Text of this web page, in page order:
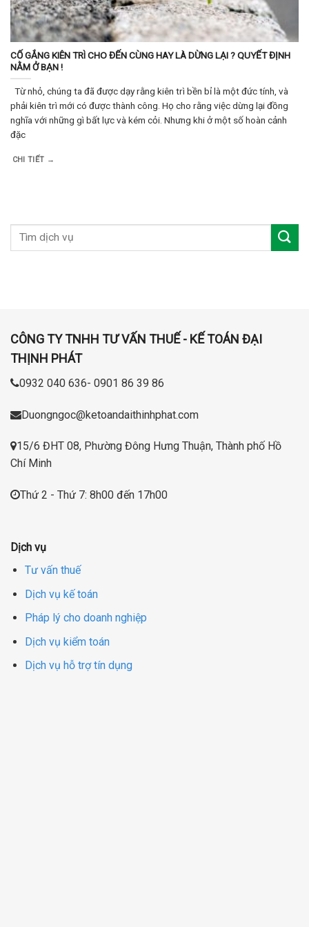
CỐ GẮNG KIÊN TRÌ CHO ĐẾN CÙNG HAY LÀ DỪNG LẠI ? QUYẾT ĐỊNH
NẰM Ở BẠN !
Từ nhỏ, chúng ta đã được dạy rằng kiên trì bền bỉ là một đức tính, và
phải kiên trì mới có được thành công. Họ cho rằng việc dừng lại đồng
nghĩa với những gì bất lực và kém cỏi. Nhưng khi ở một số hoàn cảnh
đặc
CHI TIẾT →
CÔNG TY TNHH TƯ VẤN THUẾ - KẾ TOÁN ĐẠI
THỊNH PHÁT
0932 040 636- 0901 86 39 86
Duongngoc@ketoandaithinhphat.com
15/6 ĐHT 08, Phường Đông Hưng Thuận, Thành phố Hồ
Chí Minh
Thứ 2 - Thứ 7: 8h00 đến 17h00
Dịch vụ
Tư vấn thuế
Dịch vụ kế toán
Pháp lý cho doanh nghiệp
Dịch vụ kiểm toán
Dịch vụ hỗ trợ tín dụng